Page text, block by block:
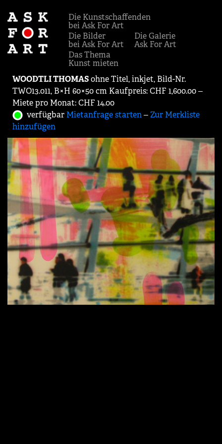
Die Kunstschaffenden
bei Ask For Art
Die Bilder
bei Ask For Art
Die Galerie
Ask For Art
Das Thema
Kunst mieten
WOODTLI THOMASohne Titel, inkjet, Bild-Nr.
TWO13.011, B×H 60×50 cm Kaufpreis: CHF 1,600.00 ‒
Miete pro Monat: CHF 14.00
verfügbar Mietanfrage starten‒Zur Merkliste
hinzufügen